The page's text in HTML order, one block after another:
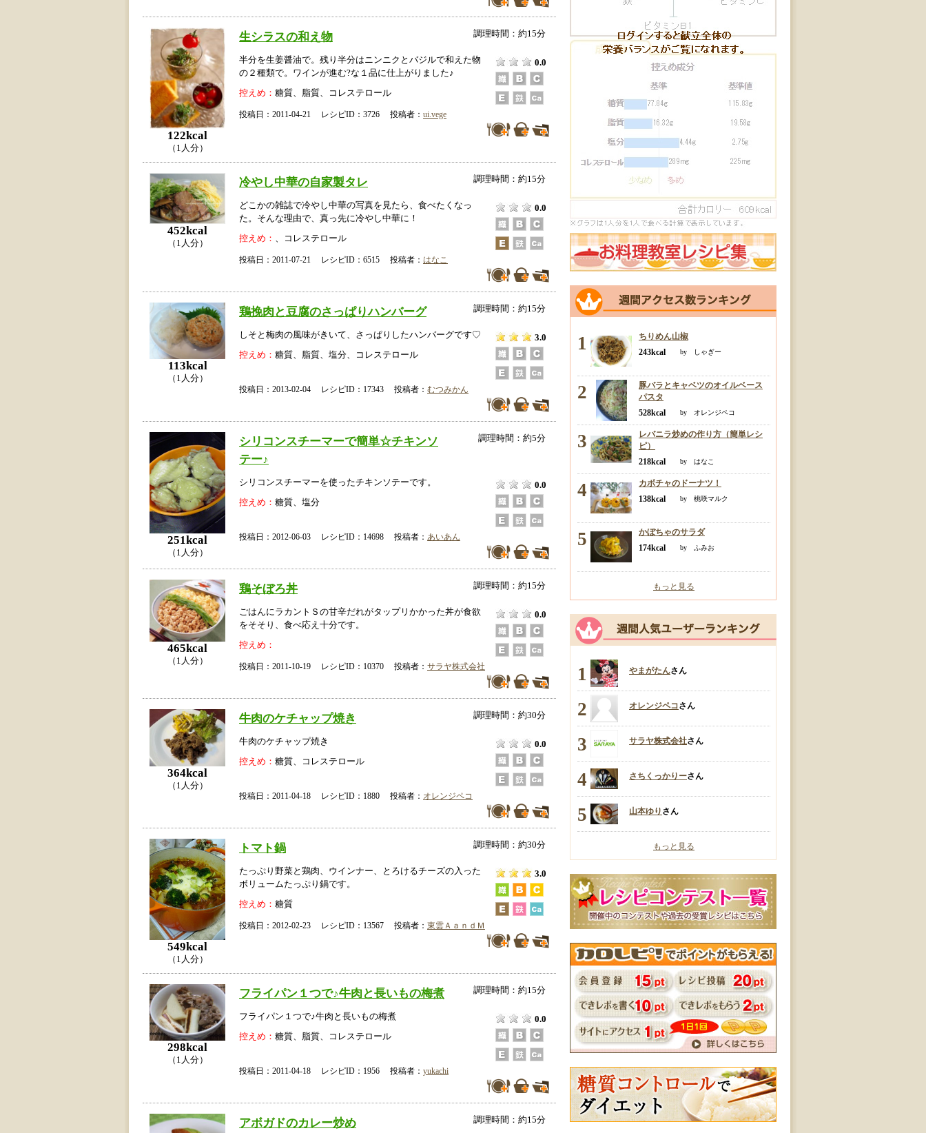
122kcal
（1人分）
生シラスの和え物 調理時間：約15分
半分を生姜醤油で。残り半分はニンニクとバジルで和えた物
の２種類で。ワインが進む?な１品に仕上がりました♪
0.0
控えめ： 糖質、脂質、コレステロール
投稿日：2011-04-21 レシピID：3726 投稿者： ui.vege
452kcal
（1人分）
冷やし中華の自家製タレ 調理時間：約15分
どこかの雑誌で冷やし中華の写真を見たら、食べたくなっ
た。そんな理由で、真っ先に冷やし中華に！
0.0
控えめ： 、コレステロール
投稿日：2011-07-21 レシピID：6515 投稿者： はなこ
113kcal
（1人分）
鶏挽肉と豆腐のさっぱりハンバーグ 調理時間：約15分
しそと梅肉の風味がきいて、さっぱりしたハンバーグです♡
3.0
控えめ： 糖質、脂質、塩分、コレステロール
投稿日：2013-02-04 レシピID：17343 投稿者： むつみかん
251kcal
（1人分）
シリコンスチーマーで簡単☆チキンソ
テー♪
調理時間：約5分
シリコンスチーマーを使ったチキンソテーです。
0.0
控えめ： 糖質、塩分
投稿日：2012-06-03 レシピID：14698 投稿者： あいあん
465kcal
（1人分）
鶏そぼろ丼 調理時間：約15分
ごはんにラカントＳの甘辛だれがタップリかかった丼が食欲
をそそり、食べ応え十分です。
0.0
控えめ：
投稿日：2011-10-19 レシピID：10370 投稿者： サラヤ株式会社
364kcal
（1人分）
牛肉のケチャップ焼き 調理時間：約30分
牛肉のケチャップ焼き
0.0
控えめ： 糖質、コレステロール
投稿日：2011-04-18 レシピID：1880 投稿者： オレンジペコ
549kcal
（1人分）
トマト鍋 調理時間：約30分
たっぷり野菜と鶏肉、ウインナー、とろけるチーズの入った
ボリュームたっぷり鍋です。
3.0
控えめ： 糖質
投稿日：2012-02-23 レシピID：13567 投稿者： 東雲ＡａｎｄＭ
298kcal
（1人分）
フライパン１つで♪牛肉と長いもの梅煮 調理時間：約15分
フライパン１つで♪牛肉と長いもの梅煮
0.0
控えめ： 糖質、脂質、コレステロール
投稿日：2011-04-18 レシピID：1956 投稿者： yukachi
アボガドのカレー炒め 調理時間：約15分
1
ちりめん山椒
243kcal
by しゃぎー
2
豚バラとキャベツのオイルベース
パスタ
528kcal
by オレンジペコ
3
レバニラ炒めの作り方（簡単レシ
ピ）
218kcal
by はなこ
4
カボチャのドーナツ！
138kcal
by 桃咲マルク
5
かぼちゃのサラダ
174kcal
by ふみお
もっと見る
1 やまがたんさん
2 オレンジペコさん
3 サラヤ株式会社さん
4 さちくっかりーさん
5 山本ゆり さん
もっと見る